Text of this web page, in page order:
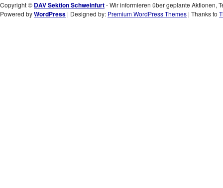
Copyright © DAV Sektion Schweinfurt- Wir informieren über geplante Aktionen,
Powered byWordPress | Designed by: Premium WordPress Themes | Thanks to